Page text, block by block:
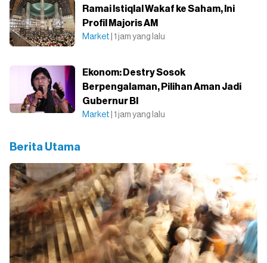
Ramai Istiqlal Wakaf ke Saham, Ini
Profil Majoris AM
Market | 1 jam yang lalu
Ekonom: Destry Sosok
Berpengalaman, Pilihan Aman Jadi
Gubernur BI
Market | 1 jam yang lalu
Berita Utama